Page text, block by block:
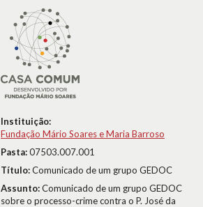
Instituição:
Fundação Mário Soares e Maria Barroso
Pasta:07503.007.001
Título:Comunicado de um grupo GEDOC
Assunto:Comunicado de um grupo GEDOC
sobre o processo-crime contra o P. José da